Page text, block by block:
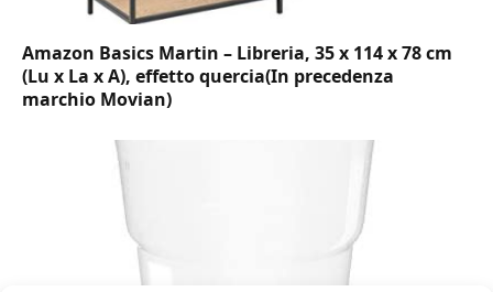
Amazon Basics Martin – Libreria, 35 x 114 x 78 cm
(Lu x La x A), effetto quercia(In precedenza
marchio Movian)